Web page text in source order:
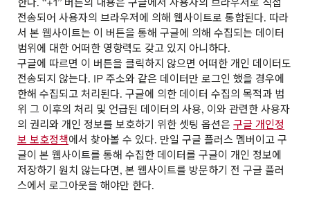
한다. “+1” 버튼의 내용은 구글에서 사용자의 브라우저로 직접
전송되어 사용자의 브라우저에 의해 웹사이트로 통합된다. 따라
서 본 웹사이트는 이 버튼을 통해 구글에 의해 수집되는 데이터
범위에 대한 어떠한 영향력도 갖고 있지 아니하다.
구글에 따르면 이 버튼을 클릭하지 않으면 어떠한 개인 데이터도
전송되지 않는다. IP 주소와 같은 데이터만 로그인 했을 경우에
한해 수집되고 처리된다. 구글에 의한 데이터 수집의 목적과 범
위 그 이후의 처리 및 언급된 데이터의 사용, 이와 관련한 사용자
의 권리와 개인 정보를 보호하기 위한 셋팅 옵션은 구글 개인정
보 보호정책에서 찾아볼 수 있다. 만일 구글 플러스 멤버이고 구
글이 본 웹사이트를 통해 수집한 데이터를 구글이 개인 정보에
저장하기 원치 않는다면, 본 웹사이트를 방문하기 전 구글 플러
스에서 로그아웃을 해야만 한다.